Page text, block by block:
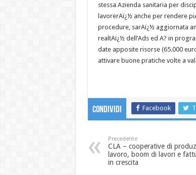
stessa Azienda sanitaria per
lavorerAï¿½ anche per rendere
procedure, sarAï¿½ aggiornata
realtAï¿½ dell’Ads ed A? in
date apposite risorse (65.000
attivare buone pratiche volte a
Condividi Facebook
Precedente
CLA – cooperative di
lavoro, boom di lavori e
in crescita